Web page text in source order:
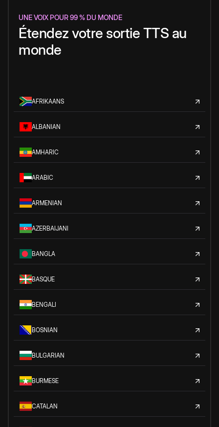
UNE VOIX POUR 99 % DU MONDE
Étendez votre sortie TTS au
monde
AFRIKAANS
ALBANIAN
AMHARIC
ARABIC
ARMENIAN
AZERBAIJANI
BANGLA
BASQUE
BENGALI
BOSNIAN
BULGARIAN
BURMESE
CATALAN